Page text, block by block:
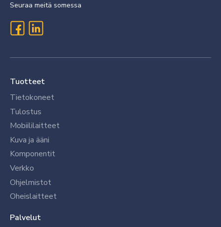
Seuraa meitä somessa
Tuotteet
Tietokoneet
Tulostus
Mobiililaitteet
Kuva ja ääni
Komponentit
Verkko
Ohjelmistot
Oheislaitteet
Palvelut